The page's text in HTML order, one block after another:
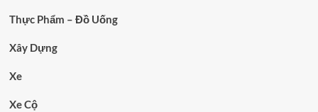
Thực Phẩm – Đồ Uống
Xây Dựng
Xe
Xe Cộ